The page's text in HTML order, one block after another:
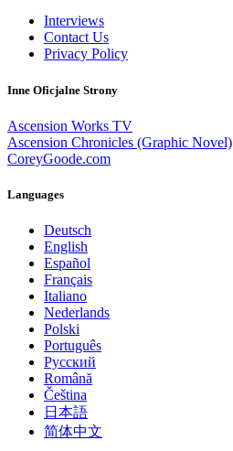
Interviews
Contact Us
Privacy Policy
Inne Oficjalne Strony
Ascension Works TV
Ascension Chronicles (Graphic Novel)
CoreyGoode.com
Languages
Deutsch
English
Español
Français
Italiano
Nederlands
Polski
Português
Pусский
Română
Čeština
日本語
简体中文